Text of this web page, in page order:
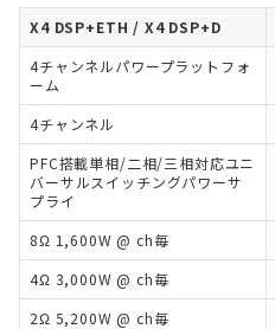
X4 DSP+ETH / X4 DSP+D
4チャンネルパワープラットフォ
ーム
4チャンネル
PFC搭載単相/二相/三相対応ユニ
バーサルスイッチングパワーサ
プライ
8Ω 1,600W @ ch毎
4Ω 3,000W @ ch毎
2Ω 5,200W @ ch毎